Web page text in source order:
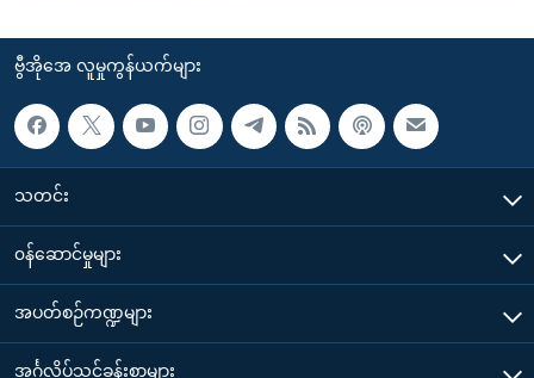
ဗွီအိုအေ လူမှုကွန်ယက်များ
သတင်း
၀န်ဆောင်မှုများ
အပတ်စဉ်ကဏ္ဍများ
အင်္ဂလိပ်သင်ခန်းစာများ